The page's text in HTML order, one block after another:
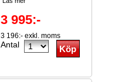
3 995:-
3 196:- exkl. moms
Antal